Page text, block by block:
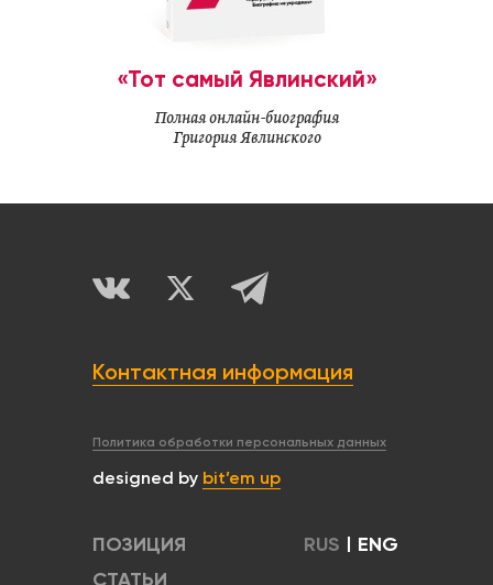
«Тот самый Явлинский»
Полная онлайн-биография
Григория Явлинского
Контактная информация
Политика обработки персональных данных
designed by bit’em up
ПОЗИЦИЯ
СТАТЬИ
RUS | ENG